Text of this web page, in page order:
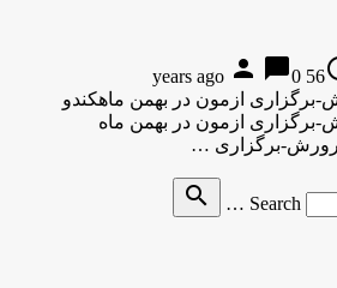
56 years ago
person chat_bubble0
برگزاری ازمون در بهمن ماهکندو
برگزاری ازمون در بهمن ماه
برگزاری …
Search …
search